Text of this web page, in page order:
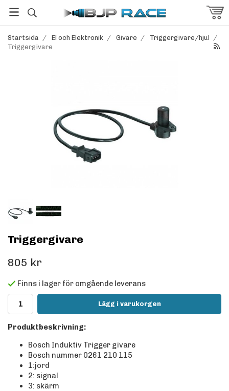
Startsida / El och Elektronik / Givare / Triggergivare/hjul
/
Triggergivare
Triggergivare
805 kr
Finns i lager för omgående leverans
Lägg i varukorgen
Produktbeskrivning:
Bosch Induktiv Trigger givare
Bosch nummer 0261 210 115
1:jord
2: signal
3: skärm